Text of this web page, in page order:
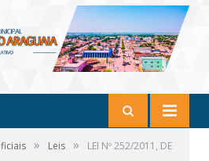
» Leis »
LEI Nº 252/2011, DE